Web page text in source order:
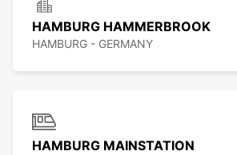
HAMBURG HAMMERBROOK
HAMBURG - GERMANY
HAMBURG MAINSTATION